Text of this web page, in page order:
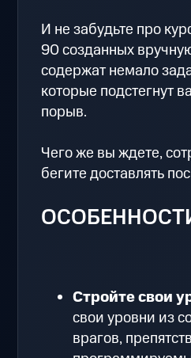
И не забудьте про
90 созданных
содержат немало
которые подстегнут
порыв.
Чего же вы ждете,
бегите доставлять
Стройте свои
свои уровни из
врагов,